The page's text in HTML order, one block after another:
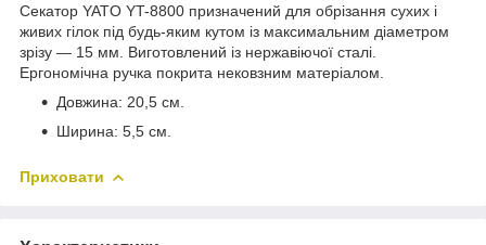
Секатор YATO YT-8800 призначений для обрізання сухих і
живих гілок під будь-яким кутом із максимальним діаметром
зрізу — 15 мм. Виготовлений із нержавіючої сталі.
Ергономічна ручка покрита нековзним матеріалом.
Довжина: 20,5 см.
Ширина: 5,5 см.
Приховати